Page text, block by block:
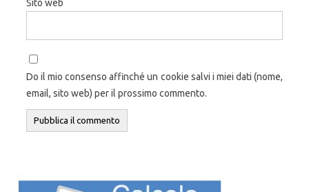
Sito web
Do il mio consenso affinché un cookie salvi i miei dati (nome,
email, sito web) per il prossimo commento.